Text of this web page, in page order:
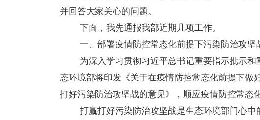
并回答大家关心的问题。
下面，我先通报我部近期几项工作。
一、部署疫情防控常态化前提下污染防治攻坚
为深入学习贯彻习近平总书记重要指示批示和
态环境部将印发《关于在疫情防控常态化前提下做
打好污染防治攻坚战的意见》，顺应疫情防控常态
打赢打好污染防治攻坚战是生态环境部门心中